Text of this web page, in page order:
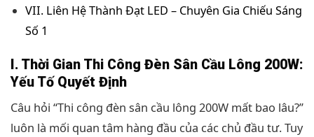
VII. Liên Hệ Thành Đạt LED – Chuyên Gia Chiếu Sáng
Số 1
I. Thời Gian Thi Công Đèn Sân Cầu Lông 200W:
Yếu Tố Quyết Định
Câu hỏi “Thi công đèn sân cầu lông 200W mất bao lâu?”
luôn là mối quan tâm hàng đầu của các chủ đầu tư. Tuy